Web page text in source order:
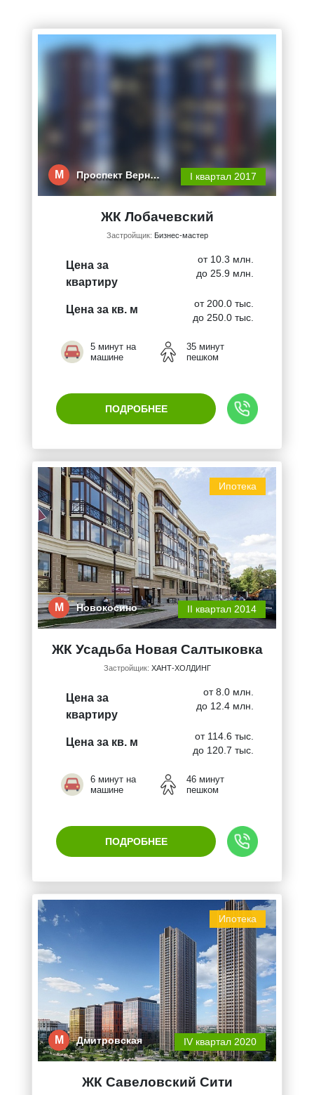
М Проспект Верн… I квартал 2017
ЖК Лобачевский
Застройщик: Бизнес-мастер
Цена за
квартиру
от 10.3 млн.
до 25.9 млн.
Цена за кв. м
от 200.0 тыс.
до 250.0 тыс.
5 минут на
машине
35 минут
пешком
ПОДРОБНЕЕ
Ипотека
М Новокосино II квартал 2014
ЖК Усадьба Новая Салтыковка
Застройщик: ХАНТ-ХОЛДИНГ
Цена за
квартиру
от 8.0 млн.
до 12.4 млн.
Цена за кв. м
от 114.6 тыс.
до 120.7 тыс.
6 минут на
машине
46 минут
пешком
ПОДРОБНЕЕ
Ипотека
М Дмитровская IV квартал 2020
ЖК Савеловский Сити